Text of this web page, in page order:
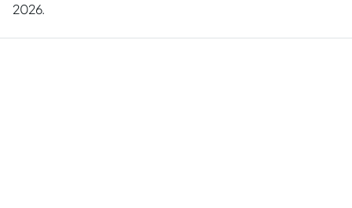
2026.